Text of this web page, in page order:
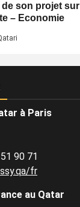
son projet
– Economie
à Paris
90 71
fr
au Qatar